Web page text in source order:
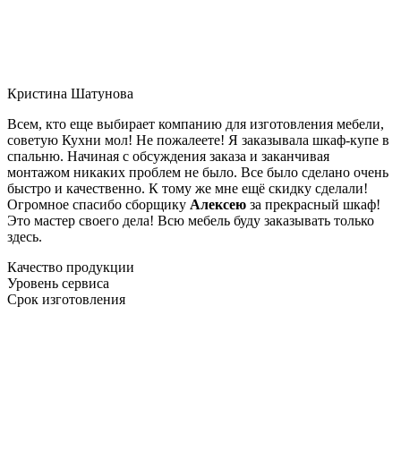
Кристина Шатунова
Всем, кто еще выбирает компанию для изготовления мебели,
советую Кухни мол! Не пожалеете! Я заказывала шкаф-купе в
спальню. Начиная с обсуждения заказа и заканчивая
монтажом никаких проблем не было. Все было сделано очень
быстро и качественно. К тому же мне ещё скидку сделали!
Огромное спасибо сборщику Алексею за прекрасный шкаф!
Это мастер своего дела! Всю мебель буду заказывать только
здесь.
Качество продукции
Уровень сервиса
Срок изготовления